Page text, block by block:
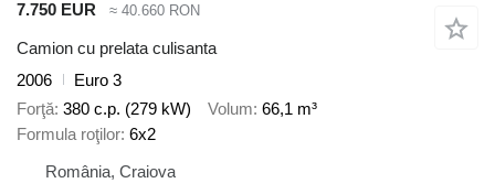
7.750 EUR
≈ 40.660 RON
Camion cu prelata culisanta
2006
Euro 3
Forţă 380 c.p. (279 kW) Volum 66,1 m³
Formula roţilor 6x2
România, Craiova